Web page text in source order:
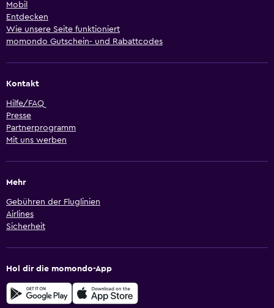
Mobil
Entdecken
Wie unsere Seite funktioniert
momondo Gutschein- und Rabattcodes
Kontakt
Hilfe/FAQ
Presse
Partnerprogramm
Mit uns werben
Mehr
Gebühren der Fluglinien
Airlines
Sicherheit
Hol dir die momondo-App